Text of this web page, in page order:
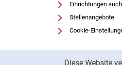
Diese Website
Einrichtungen
Stellenangebote
Cookie-